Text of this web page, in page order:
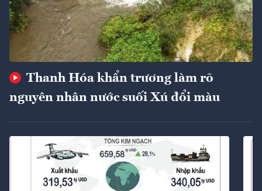
Thanh Hóa khẩn trương làm rõ
nguyên nhân nước suối Xú đổi màu